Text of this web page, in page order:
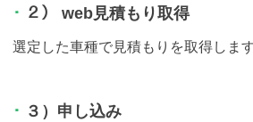
２） web見積もり取得
選定した車種で見積もりを取得します
３）申し込み